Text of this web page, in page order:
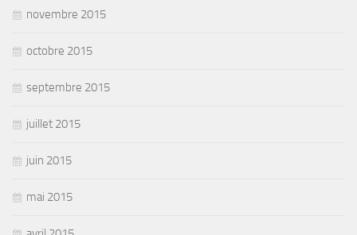
novembre 2015
octobre 2015
septembre 2015
juillet 2015
juin 2015
mai 2015